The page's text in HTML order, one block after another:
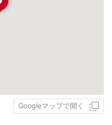
Googleマップで開く